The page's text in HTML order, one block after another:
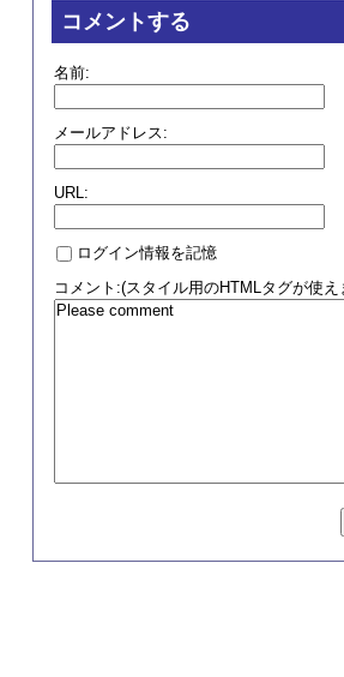
コメントする
名前:
メールアドレス:
URL:
ログイン情報を記憶
コメント:(スタイル用のHTMLタグが使え